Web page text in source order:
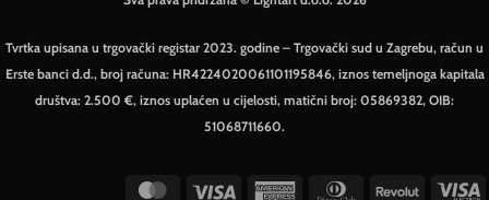
Tvrtka upisana u trgovački registar 2023. godine – Trgovački sud u Zagrebu, račun u
Erste banci d.d., broj računa: HR4224020061101195846, iznos temeljnoga kapitala
društva: 2.500 €, iznos uplaćen u cijelosti, matični broj: 05869382, OIB:
51068711660.
MasterCardVisa
American
Dinners Revolut